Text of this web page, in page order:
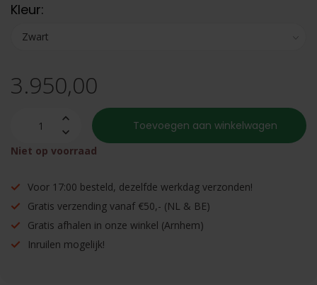
Kleur:
3.950,00
Toevoegen aan winkelwagen
Niet op voorraad
Voor 17:00 besteld, dezelfde werkdag verzonden!
Gratis verzending vanaf €50,- (NL & BE)
Gratis afhalen in onze winkel (Arnhem)
Inruilen mogelijk!